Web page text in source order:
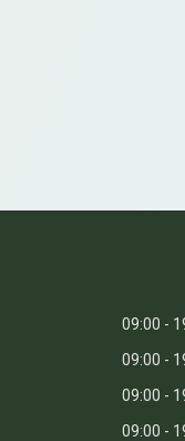
09:00
09:00
09:00
09:00